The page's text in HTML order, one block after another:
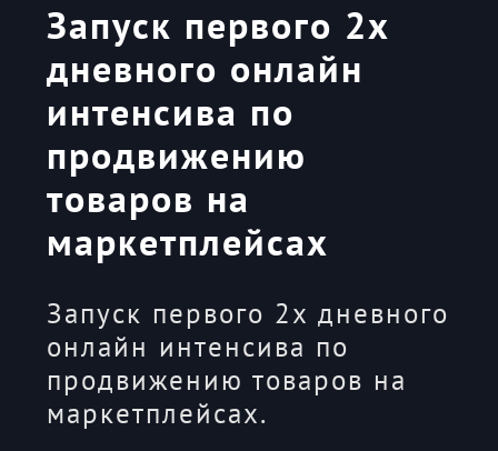
Запуск первого 2х
дневного онлайн
интенсива по
продвижению
товаров на
маркетплейсах
Запуск первого 2х дневного
онлайн интенсива по
продвижению товаров на
маркетплейсах.